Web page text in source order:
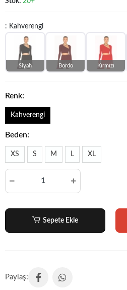
: Kahverengi
Siyah Bordo Kırmızı
Renk:
Kahverengi
Beden:
XS XL
L
S M
Sepete Ekle